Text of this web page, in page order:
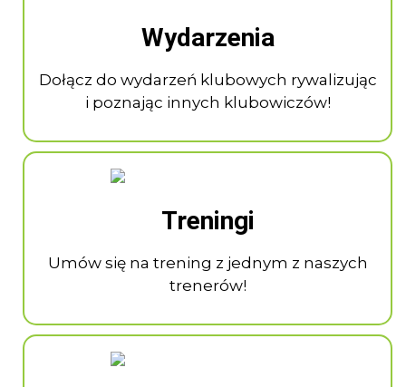
Wydarzenia
Dołącz do wydarzeń klubowych rywalizując
i poznając innych klubowiczów!
Treningi
Umów się na trening z jednym z naszych
trenerów!